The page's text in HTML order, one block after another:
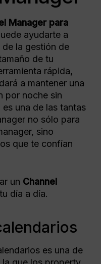
Manager para
ayudarte a
la gestión de
de tu
rápida,
a mantener una
por noche sin
una de las tantas
no sólo para
sino
que te confían
un Channel
día a día.
es una de